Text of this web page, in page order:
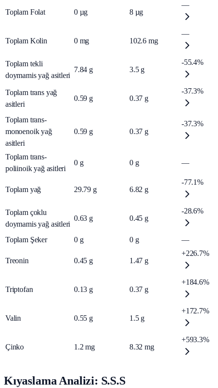
Toplam Folat 0 µg 8 µg
—
Toplam Kolin 0 mg 102.6 mg
—
Toplam tekli
doymamis yağ asitleri
7.84 g 3.5 g
-55.4%
Toplam trans yağ
asitleri
0.59 g 0.37 g
-37.3%
Toplam trans-
monoenoik yağ
asitleri
0.59 g 0.37 g
-37.3%
Toplam trans-
poliinoik yağ asitleri
0 g 0 g —
Toplam yağ 29.79 g 6.82 g
-77.1%
Toplam çoklu
doymamis yağ asitleri
0.63 g 0.45 g
-28.6%
Toplam Şeker 0 g 0 g —
Treonin 0.45 g 1.47 g
+226.7%
Triptofan 0.13 g 0.37 g
+184.6%
Valin 0.55 g 1.5 g
+172.7%
Çinko 1.2 mg 8.32 mg
+593.3%
Kıyaslama Analizi: S.S.S